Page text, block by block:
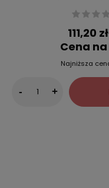
111,20 zł
Cena
Najniższa
- +